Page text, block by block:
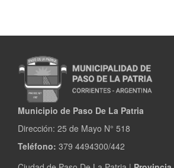
Municipio de Paso De La Patria
Dirección: 25 de Mayo N° 518
Teléfono: 379 4494300/442